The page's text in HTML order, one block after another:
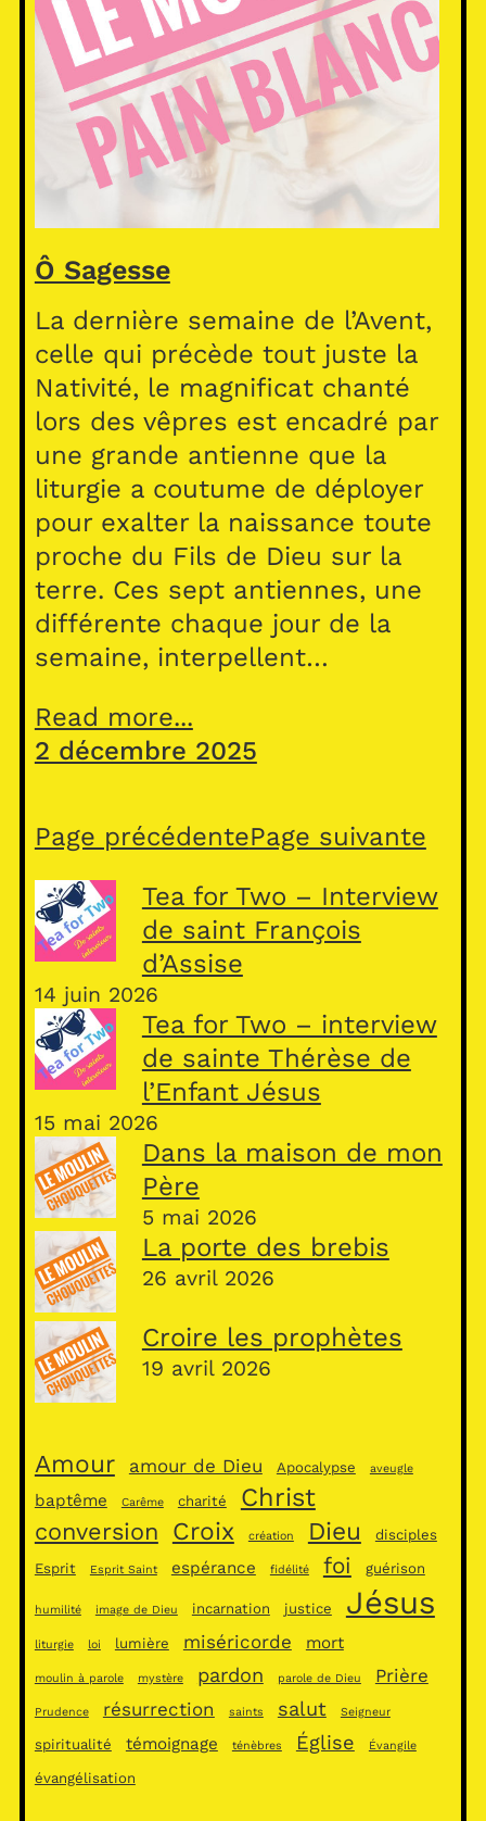
Ô Sagesse
La dernière semaine de l’Avent,
celle qui précède tout juste la
Nativité, le magnificat chanté
lors des vêpres est encadré par
une grande antienne que la
liturgie a coutume de déployer
pour exalter la naissance toute
proche du Fils de Dieu sur la
terre. Ces sept antiennes, une
différente chaque jour de la
semaine, interpellent…
Read more...
2 décembre 2025
Page précédentePage suivante
Tea for Two – Interview
de saint François
d’Assise
14 juin 2026
Tea for Two – interview
de sainte Thérèse de
l’Enfant Jésus
15 mai 2026
Dans la maison de mon
Père
5 mai 2026
La porte des brebis
26 avril 2026
Croire les prophètes
19 avril 2026
Amour amour de Dieu Apocalypse aveugle
baptême Carême charité Christ
conversion Croix création Dieu disciples
Esprit Esprit Saint espérance fidélité foi guérison
humilité image de Dieu incarnation justice Jésus
liturgie loi lumière miséricorde mort
moulin à parole mystère pardon parole de Dieu Prière
Prudence résurrection saints salut Seigneur
spiritualité témoignage ténèbres Église Évangile
évangélisation